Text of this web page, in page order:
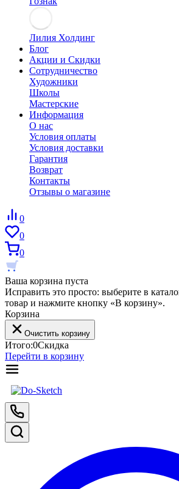
Лилия Холдинг
Блог
Акции и Скидки
Сотрудничество
Художники
Школы
Мастерские
Информация
О нас
Условия оплаты
Условия доставки
Гарантия
Возврат
Контакты
Отзывы о магазине
0
0
0
Ваша корзина пуста
Исправить это просто: выберите в
товар и нажмите кнопку «В корзину».
Корзина
Очистить корзину
Итого:0Скидка
Перейти в корзину